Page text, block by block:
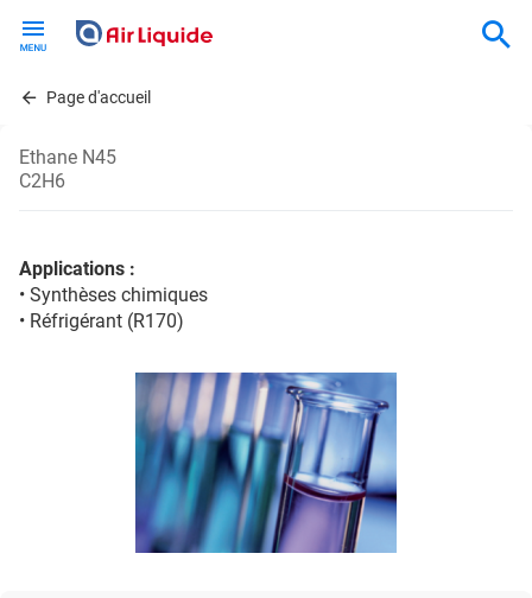
contentPage d'accueil
Ethane N45
C2H6
Applications :
• Synthèses chimiques
• Réfrigérant (R170)